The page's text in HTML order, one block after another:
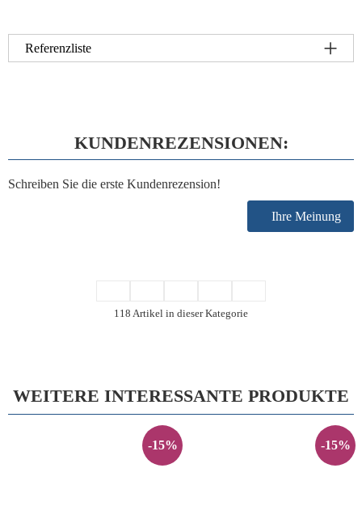
Referenzliste
KUNDENREZENSIONEN:
Schreiben Sie die erste Kundenrezension!
Ihre Meinung
118 Artikel in dieser Kategorie
WEITERE INTERESSANTE PRODUKTE
-15% -15%